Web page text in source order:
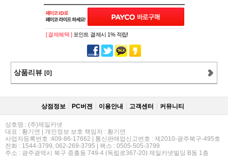
[ 결제혜택 ] 포인트 결제시 1% 적립!
상품리뷰 [0]
상점정보 PC버젼 이용안내 고객센터 커뮤니티
상호명 : (주)제일카넷
대표 : 황기연 | 개인정보 보호 책임자 : 황기연
사업자등록번호 :409-86-17662 | 통신판매업신고번호 : 제2010-광주북구-495호
전화 : 1544-3799, 062-269-3795 | 팩스 : 0505-505-3799
주소 : 광주광역시 북구 중흥동 749-4 (독립로367-20) 제일카넷빌딩 B동 1층